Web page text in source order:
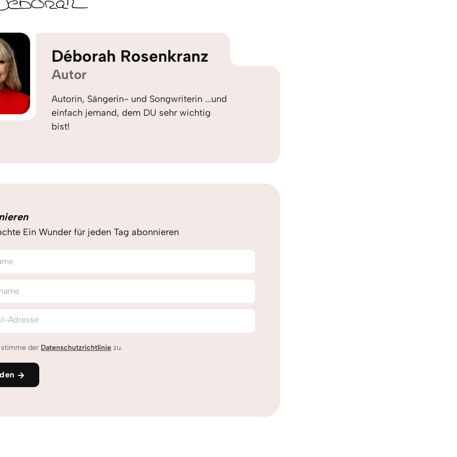
Déborah Rosenkranz
Autor
Autorin, Sängerin- und Songwriterin ...und
einfach jemand, dem DU sehr wichtig
bist!
Ein Wunder für jeden Tag abonnieren
Adresse
stimme der Datenschutzrichtlinie zu.